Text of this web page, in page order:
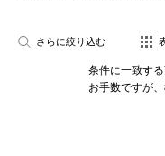
さらに絞り込む
条件に一致す
お手数ですが